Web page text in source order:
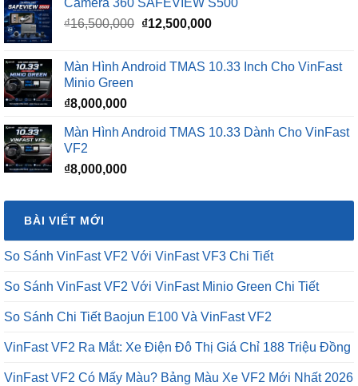
Camera 360 SAFEVIEW S500
₫16,500,000 Giá
₫16,500,000.
₫12,500,000Giá
là:
Màn Hình Android TMAS 10.33 Inch Cho VinFast
Minio Green
₫8,000,000
Màn Hình Android TMAS 10.33 Dành Cho VinFast
VF2
₫8,000,000
BÀI VIẾT MỚI
So Sánh VinFast VF2 Với VinFast VF3 Chi Tiết
So Sánh VinFast VF2 Với VinFast Minio Green Chi Tiết
So Sánh Chi Tiết Baojun E100 Và VinFast VF2
VinFast VF2 Ra Mắt: Xe Điện Đô Thị Giá Chỉ 188 Triệu Đồng
VinFast VF2 Có Mấy Màu? Bảng Màu Xe VF2 Mới Nhất 2026